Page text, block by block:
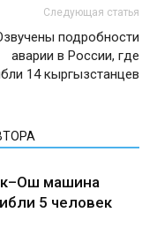
Следующая статья
подробности
аварии в России, где
14 кыргызстанцев
машина
5 человек